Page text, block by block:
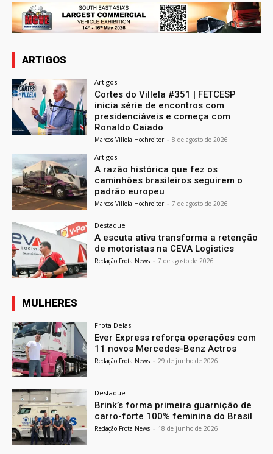
ARTIGOS
Artigos
Cortes do Villela #351 | FETCESP
inicia série de encontros com
presidenciáveis e começa com
Ronaldo Caiado
Marcos Villela Hochreiter - 8 de agosto de 2026
Artigos
A razão histórica que fez os
caminhões brasileiros seguirem o
padrão europeu
Marcos Villela Hochreiter - 7 de agosto de 2026
Destaque
A escuta ativa transforma a retenção
de motoristas na CEVA Logistics
Redação Frota News - 7 de agosto de 2026
MULHERES
Frota Delas
Ever Express reforça operações com
11 novos Mercedes-Benz Actros
Redação Frota News - 29 de junho de 2026
Destaque
Brink’s forma primeira guarnição de
carro-forte 100% feminina do Brasil
Redação Frota News - 18 de junho de 2026